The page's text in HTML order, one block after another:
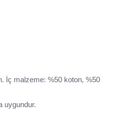
İç malzeme: %50 koton, %50
uygundur.